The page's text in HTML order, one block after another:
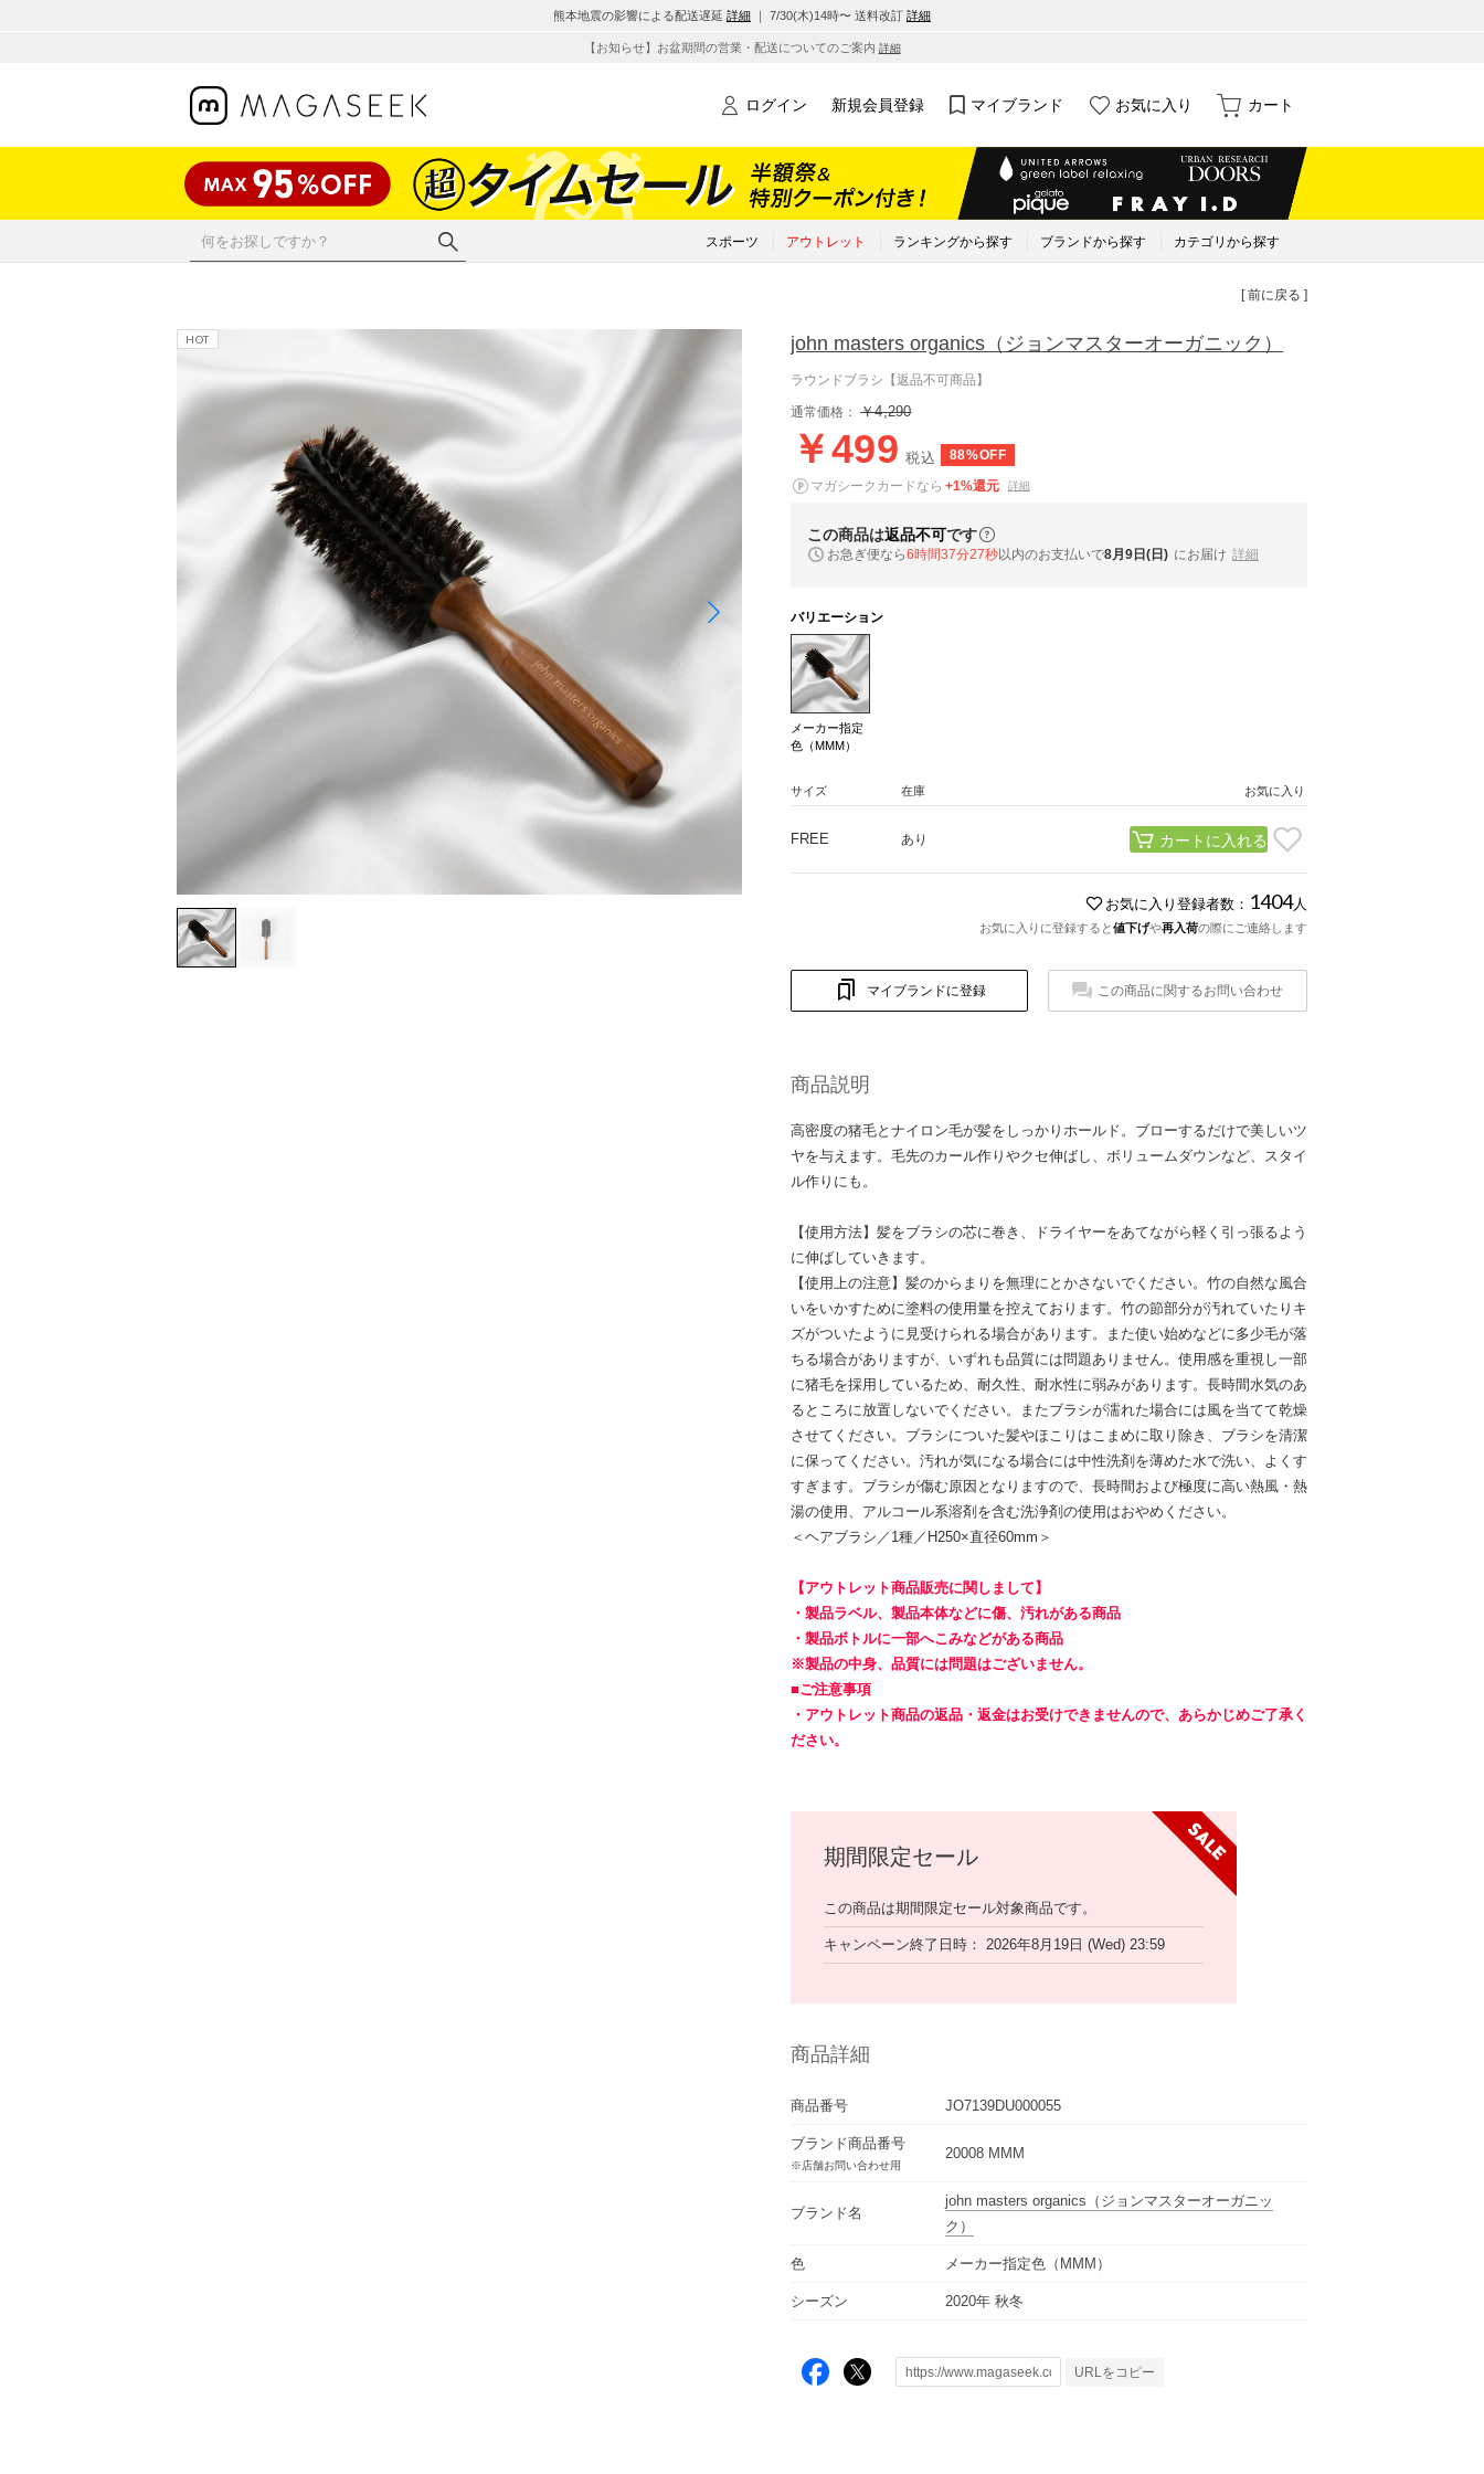
熊本地震の影響による配送遅延 詳細 ｜ 7/30(木)14時〜 送料改訂 詳細
【お知らせ】お盆期間の営業・配送についてのご案内 詳細
ログイン 新規会員登録 マイブランド お気に入り カート
スポーツ アウトレット ランキングから探す ブランドから探す カテゴリから探す
[ 前に戻る ]
john masters organics （ジョンマスターオーガニック）
ラウンドブラシ【返品不可商品】
通常価格： ￥4,290
￥499 税込
88%OFF
マガシークカードなら +1%還元 詳細
この商品は返品不可です
お急ぎ便なら6時間37分27秒以内のお支払いで8月9日(日) にお届け 詳細
バリエーション
メーカー指定
色（MMM）
サイズ 在庫 お気に入り
FREE あり カートに入れる
お気に入り登録者数： 1404人
お気に入りに登録すると値下げや再入荷の際にご連絡します
マイブランドに登録 この商品に関するお問い合わせ
商品説明
高密度の猪毛とナイロン毛が髪をしっかりホールド。ブローするだけで美しいツ
ヤを与えます。毛先のカール作りやクセ伸ばし、ボリュームダウンなど、スタイ
ル作りにも。
【使用方法】髪をブラシの芯に巻き、ドライヤーをあてながら軽く引っ張るよう
に伸ばしていきます。
【使用上の注意】髪のからまりを無理にとかさないでください。竹の自然な風合
いをいかすために塗料の使用量を控えております。竹の節部分が汚れていたりキ
ズがついたように見受けられる場合があります。また使い始めなどに多少毛が落
ちる場合がありますが、いずれも品質には問題ありません。使用感を重視し一部
に猪毛を採用しているため、耐久性、耐水性に弱みがあります。長時間水気のあ
るところに放置しないでください。またブラシが濡れた場合には風を当てて乾燥
させてください。ブラシについた髪やほこりはこまめに取り除き、ブラシを清潔
に保ってください。汚れが気になる場合には中性洗剤を薄めた水で洗い、よくす
すぎます。ブラシが傷む原因となりますので、長時間および極度に高い熱風・熱
湯の使用、アルコール系溶剤を含む洗浄剤の使用はおやめください。
＜ヘアブラシ／1種／H250×直径60mm＞
【アウトレット商品販売に関しまして】
・製品ラベル、製品本体などに傷、汚れがある商品
・製品ボトルに一部へこみなどがある商品
※製品の中身、品質には問題はございません。
■ご注意事項
・アウトレット商品の返品・返金はお受けできませんので、あらかじめご了承く
ださい。
期間限定セール
この商品は期間限定セール対象商品です。
キャンペーン終了日時 2026年8月19日 (Wed) 23:59
商品詳細
商品番号 JO7139DU000055
ブランド商品番号
※店舗お問い合わせ用
20008 MMM
ブランド名
john masters organics （ジョンマスターオーガニッ
ク）
色 メーカー指定色（MMM）
シーズン 2020年 秋冬
URLをコピー